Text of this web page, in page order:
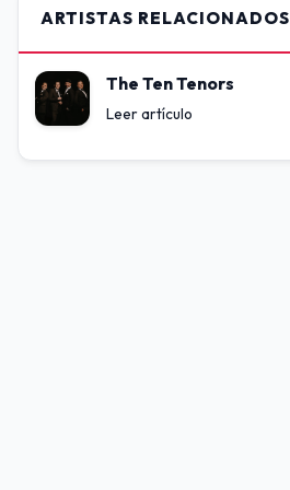
ARTISTAS RELACIONADOS
The Ten Tenors
Leer artículo